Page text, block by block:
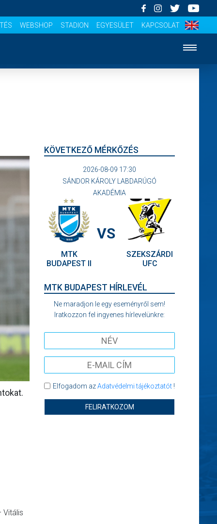
WEBSHOP STADION EGYESÜLET KAPCSOLAT
Vitális
KÖVETKEZŐ MÉRKŐZÉS
2026-08-09 17:30
SÁNDOR KÁROLY LABDARÚGÓ
AKADÉMIA
MTK
BUDAPEST II
VS
SZEKSZÁRDI
UFC
MTK BUDAPEST HÍRLEVÉL
Ne maradjon le egy eseményről sem!
Iratkozzon fel ingyenes hírlevelünkre:
Elfogadom azAdatvédelmi tájékoztatót!
FELIRATKOZOM